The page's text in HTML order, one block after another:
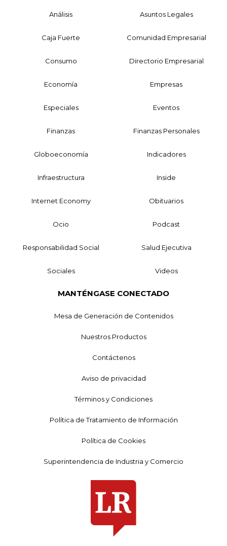
Análisis Asuntos Legales
Caja Fuerte Comunidad Empresarial
Consumo Directorio Empresarial
Economía Empresas
Especiales Eventos
Finanzas Finanzas Personales
Globoeconomía Indicadores
Infraestructura Inside
Internet Economy Obituarios
Ocio Podcast
Responsabilidad Social Salud Ejecutiva
Sociales Videos
MANTÉNGASE CONECTADO
Mesa de Generación de Contenidos
Nuestros Productos
Contáctenos
Aviso de privacidad
Términos y Condiciones
Política de Tratamiento de Información
Política de Cookies
Superintendencia de Industria y Comercio